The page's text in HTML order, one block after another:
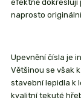
efektně dokreslují
naprosto
Upevnění čísla je
Většinou se však
stavební lepidla k
kvalitní tekuté